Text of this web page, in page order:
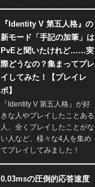
『Identity V 第五人格』の
新モード「手記の加筆」は
PvEと聞いたけれど……実
際どうなの？集まってプレ
イしてみた！【プレイレ
ポ】
『Identity V 第五人格』が好
きな人やプレイしたことある
人、全くプレイしたことがな
い人など、様々な4人を集め
てプレイしてみました！
0.03msの圧倒的応答速度